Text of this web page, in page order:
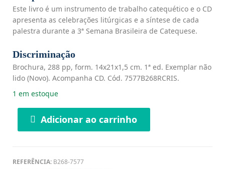
Este livro é um instrumento de trabalho catequético e o CD
apresenta as celebrações litúrgicas e a síntese de cada
palestra durante a 3ª Semana Brasileira de Catequese.
Discriminação
Brochura, 288 pp, form. 14x21x1,5 cm. 1ª ed. Exemplar não
lido (Novo). Acompanha CD. Cód. 7577B268RCRIS.
1 em estoque
Adicionar ao carrinho
REFERÊNCIA: B268-7577